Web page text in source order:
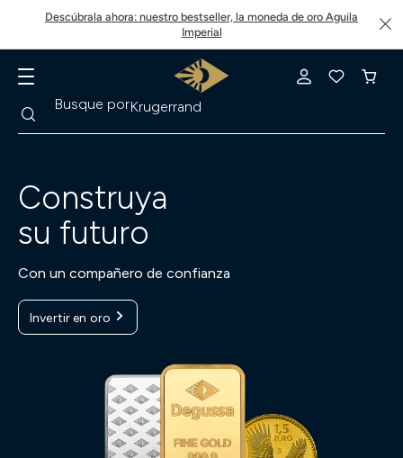
Descúbrala ahora: nuestro bestseller, la moneda de oro Aguila
Imperial
Busque porKrugerrand
Construya
su futuro
Con un compañero de confianza
Invertir en oro